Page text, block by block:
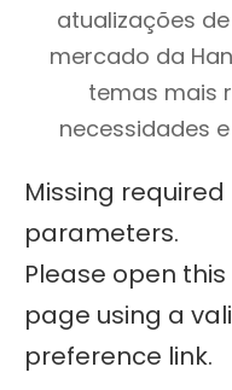
atualizações
mercado da
temas mais
necessidades
Missing required
parameters.
Please open this
page using a
preference link.